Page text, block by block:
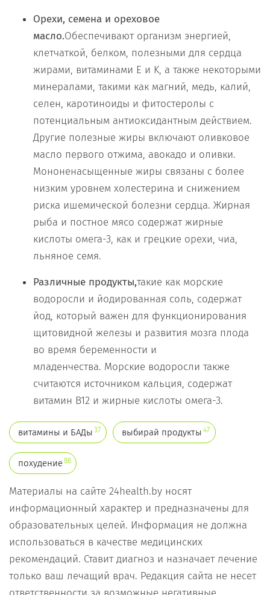
Орехи, семена и ореховое
масло.Обеспечивают организм энергией,
клетчаткой, белком, полезными для сердца
жирами, витаминами E и K, а также некоторыми
минералами, такими как магний, медь, калий,
селен, каротиноиды и фитостеролы с
потенциальным антиоксидантным действием.
Другие полезные жиры включают оливковое
масло первого отжима, авокадо и оливки.
Мононенасыщенные жиры связаны с более
низким уровнем холестерина и снижением
риска ишемической болезни сердца. Жирная
рыба и постное мясо содержат жирные
кислоты омега-3, как и грецкие орехи, чиа,
льняное семя.
Различные продукты,такие как морские
водоросли и йодированная соль, содержат
йод, который важен для функционирования
щитовидной железы и развития мозга плода
во время беременности и
младенчества. Морские водоросли также
считаются источником кальция, содержат
витамин B12 и жирные кислоты омега-3.
витамины и БАДы 37 выбирай продукты 47
похудение86
Материалы на сайте 24health.by носят
информационный характер и предназначены для
образовательных целей. Информация не должна
использоваться в качестве медицинских
рекомендаций. Ставит диагноз и назначает лечение
только ваш лечащий врач. Редакция сайта не несет